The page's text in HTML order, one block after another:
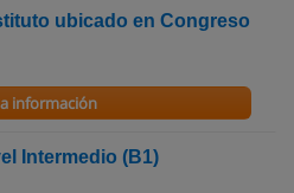
ubicado en Congreso
información
Intermedio (B1)